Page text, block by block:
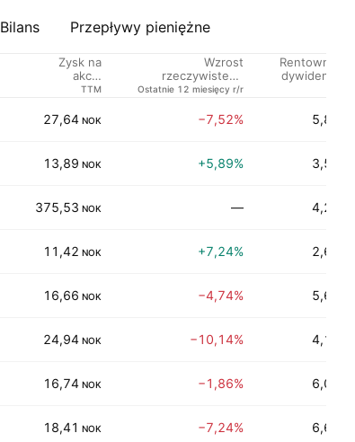
Bilans Przepływy pieniężne
Zysk na
akcję
rzeczywisty
TTM
Wzrost
rzeczywistego
zysku na akcję
Ostatnie 12 miesięcy r/r
Rentowność
dywidend %
27,64 NOK −7,52% 5,83%
13,89 NOK +5,89% 3,54%
375,53 NOK — 4,26%
11,42 NOK +7,24% 2,62%
16,66 NOK −4,74% 5,62%
24,94 NOK −10,14% 4,13%
16,74 NOK −1,86% 6,01%
18,41 NOK −7,24% 6,69%